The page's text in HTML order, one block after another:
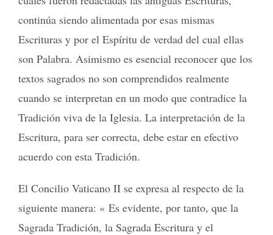
continúa siendo alimentada por esas mismas
Escrituras y por el Espíritu de verdad del cual ellas
son Palabra. Asimismo es esencial reconocer que los
textos sagrados no son comprendidos realmente
cuando se interpretan en un modo que contradice la
Tradición viva de la Iglesia. La interpretación de la
Escritura, para ser correcta, debe estar en efectivo
acuerdo con esta Tradición.
El Concilio Vaticano II se expresa al respecto de la
siguiente manera: « Es evidente, por tanto, que la
Sagrada Tradición, la Sagrada Escritura y el